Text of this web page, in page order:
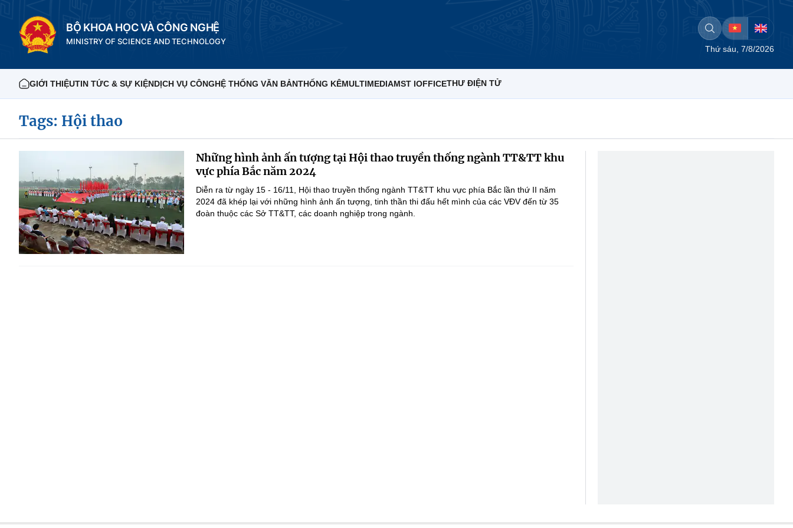
BỘ KHOA HỌC VÀ CÔNG NGHỆ
MINISTRY OF SCIENCE AND TECHNOLOGY
Thứ sáu, 7/8/2026
GIỚI THIỆUTIN TỨC & SỰ KIỆNDỊCH VỤ CÔNGHỆ THỐNG VĂN BẢNTHỐNG KÊMULTIMEDIAMST IOFFICETHƯ ĐIỆN TỬ
Tags: Hội thao
Những hình ảnh ấn tượng tại Hội thao truyền thống ngành TT&TT khu
vực phía Bắc năm 2024
Diễn ra từ ngày 15 - 16/11, Hội thao truyền thống ngành TT&TT khu vực phía Bắc lần thứ II năm
2024 đã khép lại với những hình ảnh ấn tượng, tinh thần thi đấu hết mình của các VĐV đến từ 35
đoàn thuộc các Sở TT&TT, các doanh nghiệp trong ngành.